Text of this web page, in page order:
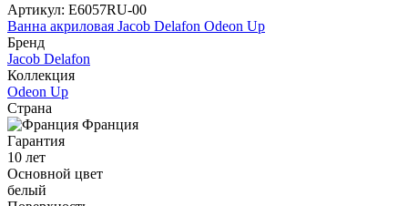
Артикул: E6057RU-00
Ванна акриловая Jacob Delafon Odeon Up
Бренд
Jacob Delafon
Коллекция
Odeon Up
Страна
Франция
Гарантия
10 лет
Основной цвет
белый